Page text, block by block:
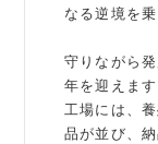
なる逆境を
守りながら
年を迎えます
工場には、
品が並び、納